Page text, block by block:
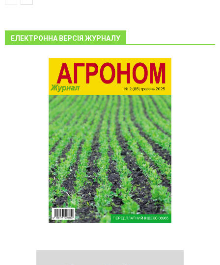
ЕЛЕКТРОННА ВЕРСІЯ ЖУРНАЛУ